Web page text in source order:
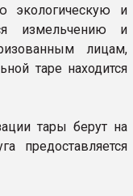
экологическую и
измельчению и
лицам,
таре находится
тары берут на
предоставляется